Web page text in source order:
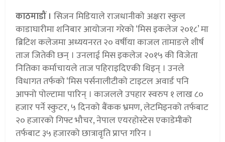
काठमाडौं । सिजन मिडियाले राजधानीको अक्षरा स्कुल
काडाघारीमा शनिबार आयोजना गरेको ‘मिस इकलेज २०१८’ मा
ब्रिटिश कलेजमा अध्ययनरत २० वर्षीया काजल तामाङले शीर्ष
ताज जितेकी छन् । उनलाई मिस इकलेज २०१५ की विजेता
नितिका कर्माचायले ताज पहिराइदिएकी थिइन् । उनले
विधागत तर्फको ‘मिस पर्सनालीटीको टाइटल अवार्ड पनि
आफ्नो पोल्टामा पारिन् । काजलले उपहार स्वरुप १ लाख ८०
हजार पर्ने स्कुटर, ५ दिनको बैंकक भ्रमण, लेटमिइनको तर्फबाट
२० हजारको गिफ्ट भौचर, नेपाल एयरहोस्टेस एकाडेमीको
तर्फबाट ३५ हजारको छात्रावृति प्राप्त गरिन ।